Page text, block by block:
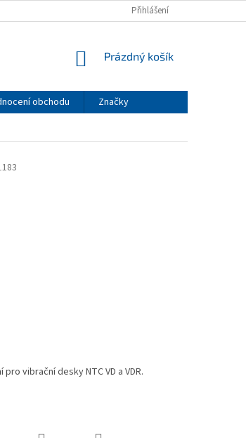
PODMÍNKY OCHRANY OSOBNÍCH ÚDAJŮ
Přihlášení
NÁKUPNÍ
Prázdný košík
obchodu
Značky
vibrační desky NTC VD a VDR.